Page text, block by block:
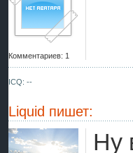
Комментариев: 1
ICQ: --
Liquid пишет:
Ну